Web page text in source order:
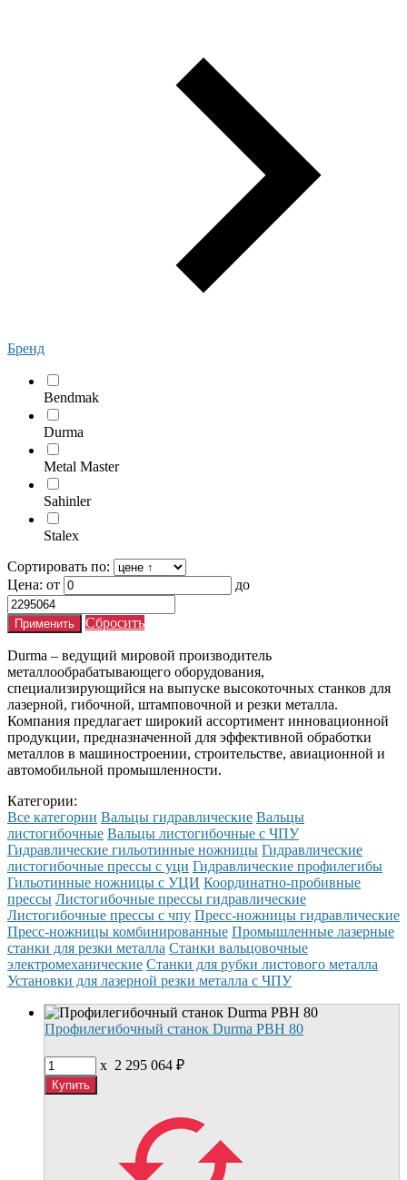
Бренд
Bendmak
Durma
Metal Master
Sahinler
Stalex
Сортировать по:
Цена: от до
Сбросить
Durma – ведущий мировой производитель
металлообрабатывающего оборудования,
специализирующийся на выпуске высокоточных станков для
лазерной, гибочной, штамповочной и резки металла.
Компания предлагает широкий ассортимент инновационной
продукции, предназначенной для эффективной обработки
металлов в машиностроении, строительстве, авиационной и
автомобильной промышленности.
Категории:
Все категории Вальцы гидравлические Вальцы
листогибочные Вальцы листогибочные с ЧПУ
Гидравлические гильотинные ножницы Гидравлические
листогибочные прессы с уци Гидравлические профилегибы
Гильотинные ножницы с УЦИ Координатно-пробивные
прессы Листогибочные прессы гидравлические
Листогибочные прессы с чпу Пресс-ножницы гидравлические
Пресс-ножницы комбинированные Промышленные лазерные
станки для резки металла Станки вальцовочные
электромеханические Станки для рубки листового металла
Установки для лазерной резки металла с ЧПУ
Профилегибочный станок Durma РВН 80
x 2 295 064 ₽